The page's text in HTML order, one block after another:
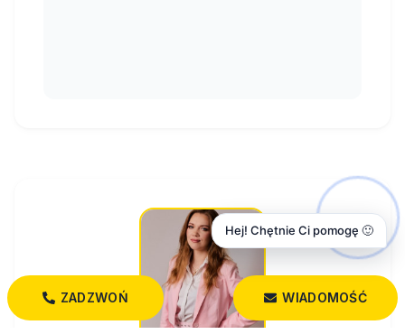
ZADZWOŃ WIADOMOŚĆ
Hej! Chętnie Ci pomogę 🙂